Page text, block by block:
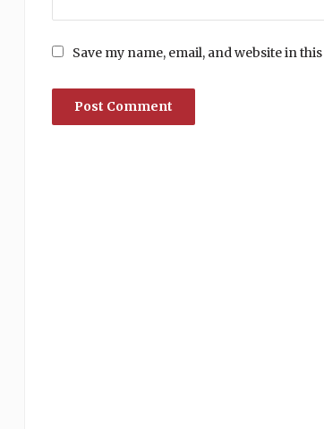
Save my name, email, and website in